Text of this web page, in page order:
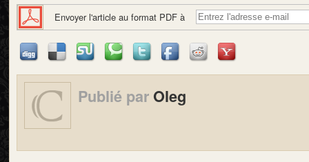
Envoyer l'article au format PDF à
Publié par Oleg